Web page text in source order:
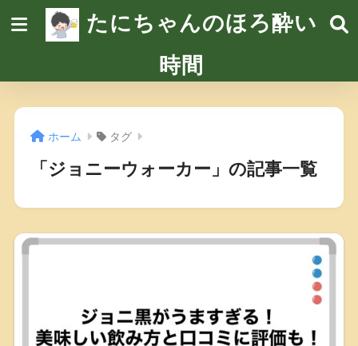
たにちゃんのほろ酔い
時間
ホーム タグ
「ジョニーウォーカー」の記事一覧